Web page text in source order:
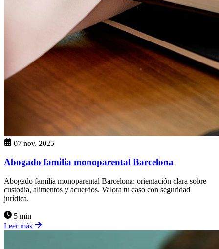
07 nov. 2025
Abogado familia monoparental Barcelona
Abogado familia monoparental Barcelona: orientación clara sobre
custodia, alimentos y acuerdos. Valora tu caso con seguridad
jurídica.
5 min
Leer más